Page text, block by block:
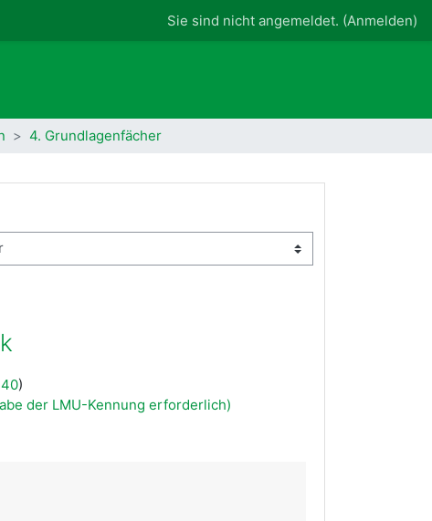
Sie sind nicht angemeldet. (Anmelden)
4. Grundlagenfächer
)
der LMU-Kennung erforderlich)